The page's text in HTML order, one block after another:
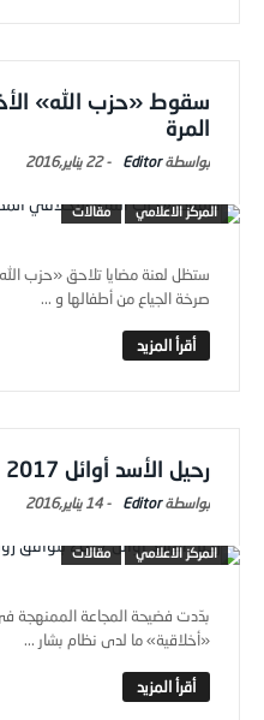
سقوط «حزب الله»
المرة
Editor
-22 يناير,2016
المركز الاعلامي مقالات
ستظل لعنة مضايا تلاحق «حزب
صرخة الجياع من أطفالها و ...
رحيل الأسد أوائل 2017 بتوافق روسي – أميركي
Editor
-14 يناير,2016
المركز الاعلامي مقالات
بدّدت فضيحة المجاعة الممنهجة
«أخلاقية» ما لدى نظام بشار ...